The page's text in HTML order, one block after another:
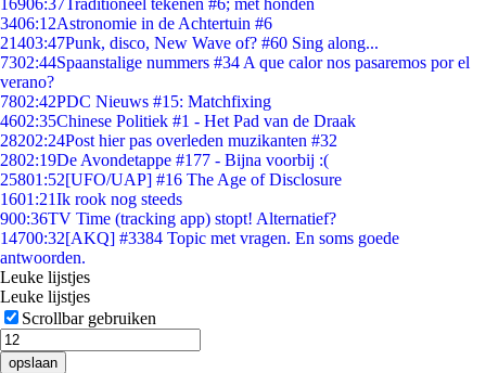
16906:37Traditioneel tekenen #6; met honden
3406:12Astronomie in de Achtertuin #6
21403:47Punk, disco, New Wave of? #60 Sing along...
7302:44Spaanstalige nummers #34 A que calor nos pasaremos por el
verano?
7802:42PDC Nieuws #15: Matchfixing
4602:35Chinese Politiek #1 - Het Pad van de Draak
28202:24Post hier pas overleden muzikanten #32
2802:19De Avondetappe #177 - Bijna voorbij :(
25801:52[UFO/UAP] #16 The Age of Disclosure
1601:21Ik rook nog steeds
900:36TV Time (tracking app) stopt! Alternatief?
14700:32[AKQ] #3384 Topic met vragen. En soms goede
antwoorden.
Leuke lijstjes
Leuke lijstjes
Scrollbar gebruiken
opslaan